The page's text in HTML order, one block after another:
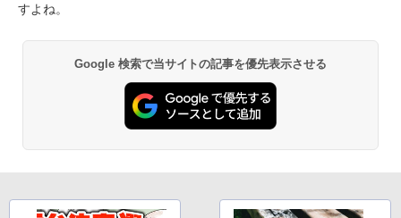
すよね。
Google 検索で当サイトの記事を優先表示させる